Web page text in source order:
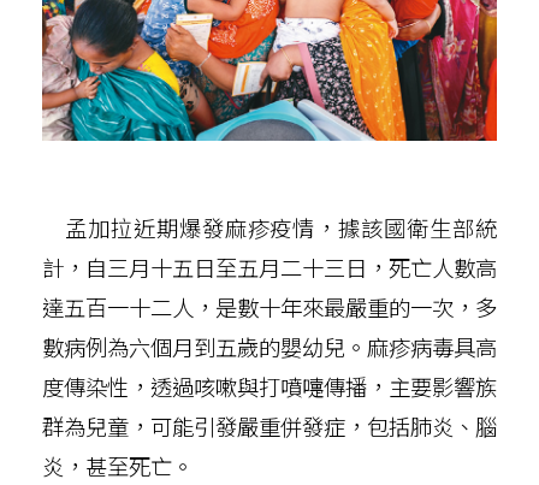
孟加拉近期爆發麻疹疫情，據該國衛生部統
計，自三月十五日至五月二十三日，死亡人數高
達五百一十二人，是數十年來最嚴重的一次，多
數病例為六個月到五歲的嬰幼兒。麻疹病毒具高
度傳染性，透過咳嗽與打噴嚏傳播，主要影響族
群為兒童，可能引發嚴重併發症，包括肺炎、腦
炎，甚至死亡。